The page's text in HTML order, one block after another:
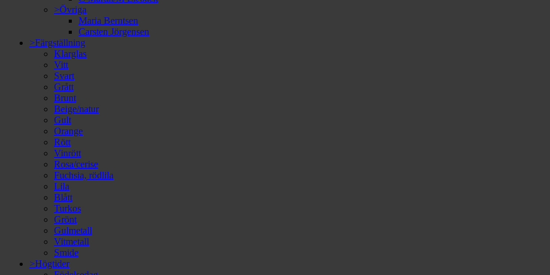
>Övriga
Maria Berntsen
Carsten Jörgensen
>Färgställning
Klarglas
Vitt
Svart
Grått
Brunt
Beige/natur
Gult
Orange
Rött
Vinrött
Rosa/cerise
Fuchsia, rödlila
Lila
Blått
Turkos
Grönt
Gulmetall
Vitmetall
Smide
>Högtider